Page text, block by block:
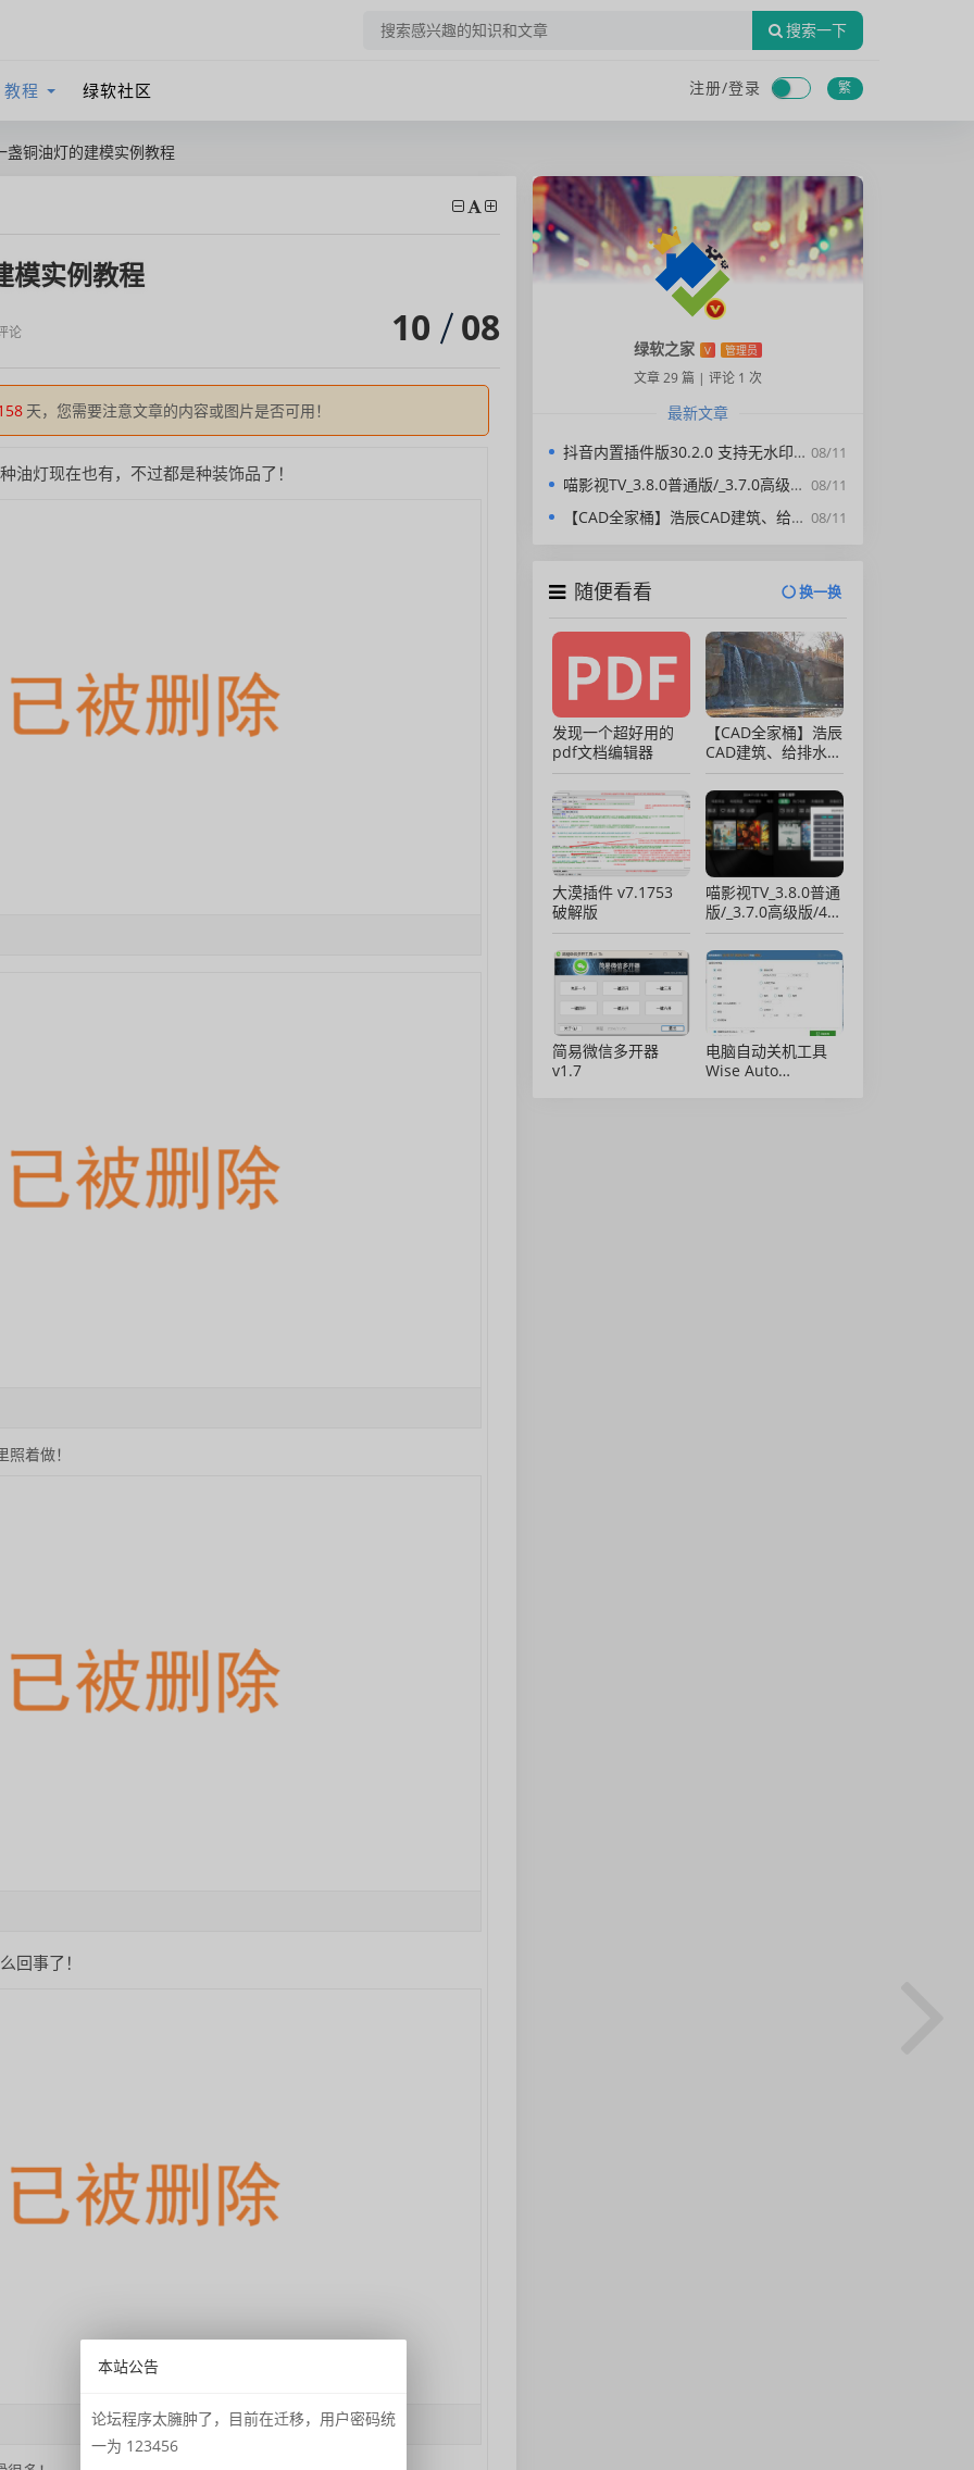
搜索一下
教程 绿软社区 注册/登录 繁
盏铜油灯的建模实例教程
模实例教程
论 10 08
天，您需要注意文章的内容或图片是否可用！
油灯现在也有，不过都是种装饰品了！
着做！
回事了！
绿软之家 V 管理员
文章 29 篇 | 评论 1 次
最新文章
08/11
抖音内置插件版30.2.0 支持无水印下载视频，去广告，精简界面
08/11
喵影视TV_3.8.0普通版/_3.7.0高级版/4.X低版本完美适配/内置源/4K超清
08/11
【CAD全家桶】浩辰CAD建筑、给排水、暖通、电气、电力软件 安装包中文版，亲测可用！
随便看看 换一换
发现一个超好用的
pdf文档编辑器
【CAD全家桶】浩辰
CAD建筑、给排水、
暖通、电气、电力软
件 安装包中文版，
亲测可用！
大漠插件 v7.1753
破解版
喵影视TV_3.8.0普通
版/_3.7.0高级版/4.X
低版本完美适配/内
置源/4K超清
简易微信多开器
v1.7
电脑自动关机工具
Wise Auto
本站公告
论坛程序太臃肿了，目前在迁移，用户密码统
一为 123456